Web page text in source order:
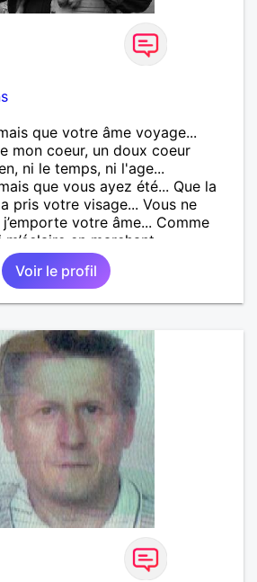
que votre âme voyage...
mon coeur, un doux coeur
ni le temps, ni l'age...
que vous ayez été... Que la
pris votre visage... Vous ne
votre âme... Comme
en marchant...
Voir le profil